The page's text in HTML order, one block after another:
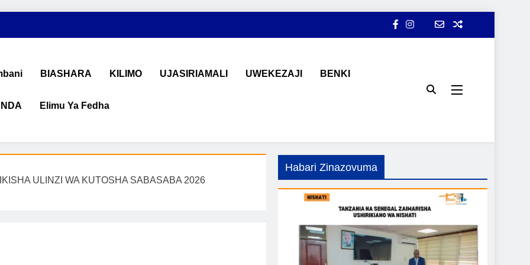
na Uchumi Tanzania
ujasiriamali Tanzania. Pata taarifa mpya za biashara, uwekezaji, ajira, kilimo, mitindo, na burudani kwa Kiswahili, pamoja na
BIASHARA KILIMO UJASIRIAMALI UWEKEZAJI BENKI
Elimu Ya Fedha
ULINZI WA KUTOSHA SABASABA 2026
Habari Zinazovuma